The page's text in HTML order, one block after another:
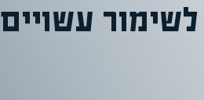
עשויים